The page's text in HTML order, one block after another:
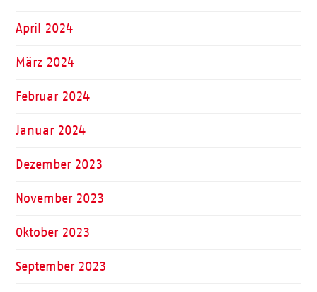
April 2024
März 2024
Februar 2024
Januar 2024
Dezember 2023
November 2023
Oktober 2023
September 2023